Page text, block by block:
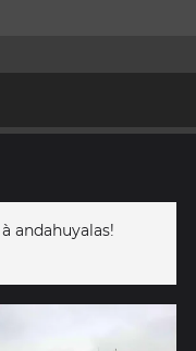
andahuyalas!